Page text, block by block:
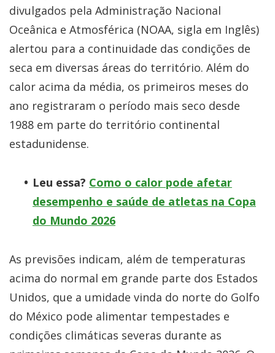
divulgados pela Administração Nacional
Oceânica e Atmosférica (NOAA, sigla em Inglês)
alertou para a continuidade das condições de
seca em diversas áreas do território. Além do
calor acima da média, os primeiros meses do
ano registraram o período mais seco desde
1988 em parte do território continental
estadunidense.
Leu essa? Como o calor pode afetar
desempenho e saúde de atletas na Copa
do Mundo 2026
As previsões indicam, além de temperaturas
acima do normal em grande parte dos Estados
Unidos, que a umidade vinda do norte do Golfo
do México pode alimentar tempestades e
condições climáticas severas durante as